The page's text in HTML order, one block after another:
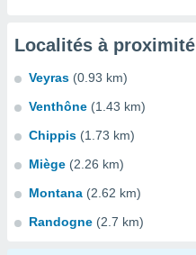
Localités à proximité
Veyras (0.93 km)
Venthône (1.43 km)
Chippis (1.73 km)
Miège (2.26 km)
Montana (2.62 km)
Randogne (2.7 km)